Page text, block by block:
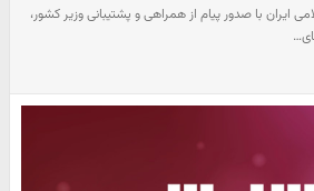
ایران با صدور پیام از همراهی و پشتیبانی وزیر کشور،